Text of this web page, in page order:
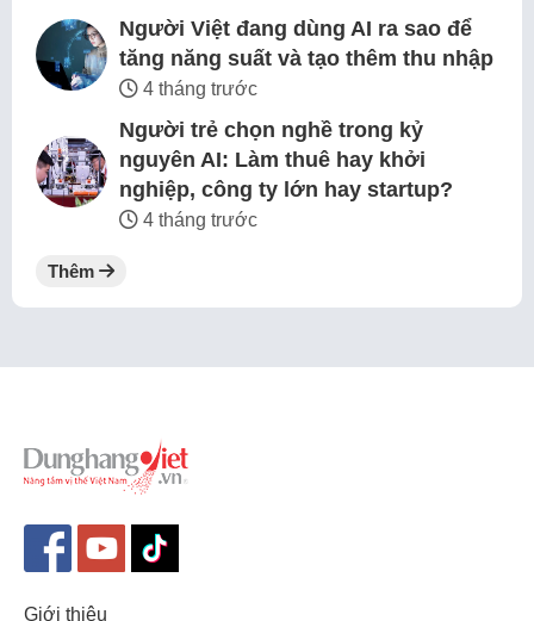
Người Việt đang dùng AI ra sao để
tăng năng suất và tạo thêm thu nhập
4 tháng trước
Người trẻ chọn nghề trong kỷ
nguyên AI: Làm thuê hay khởi
nghiệp, công ty lớn hay startup?
4 tháng trước
Thêm
Giới thiệu